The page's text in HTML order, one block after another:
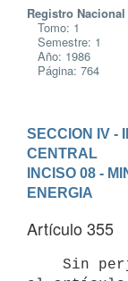
Registro
Tomo: 1
Semestre: 1
Año: 1986
Página: 764
SECCION IV -
CENTRAL
INCISO 08 -
ENERGIA
Artículo 355